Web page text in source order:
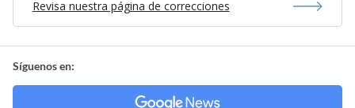
Revisa nuestra página de correcciones
Síguenos en: